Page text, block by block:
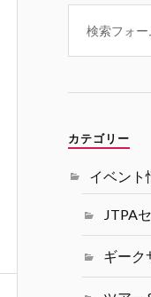
1/31
コン
塩井
ア最
ンテ
#シ
カテゴリー
イベント
JTPA
ギーク